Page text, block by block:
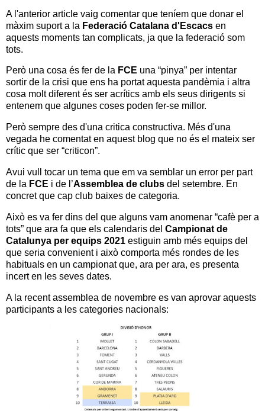
A l'anterior article vaig comentar que teníem que donar el
màxim suport a la Federació Catalana d'Escacs en
aquests moments tan complicats, ja que la federació som
tots.
Però una cosa és fer de la FCE una “pinya” per intentar
sortir de la crisi que ens ha portat aquesta pandèmia i altra
cosa molt diferent és ser acrítics amb els seus dirigents si
entenem que algunes coses poden fer-se millor.
Però sempre des d'una critica constructiva. Més d'una
vegada he comentat en aquest blog que no és el mateix ser
crític que ser “criticon”.
Avui vull tocar un tema que em va semblar un error per part
de la FCE i de l’Assemblea de clubs del setembre. En
concret que cap club baixes de categoria.
Això es va fer dins del que alguns vam anomenar “cafè per a
tots” que ara fa que els calendaris del Campionat de
Catalunya per equips 2021 estiguin amb més equips del
que seria convenient i això comporta més rondes de les
habituals en un campionat que, ara per ara, es presenta
incert en les seves dates.
A la recent assemblea de novembre es van aprovar aquests
participants a les categories nacionals: